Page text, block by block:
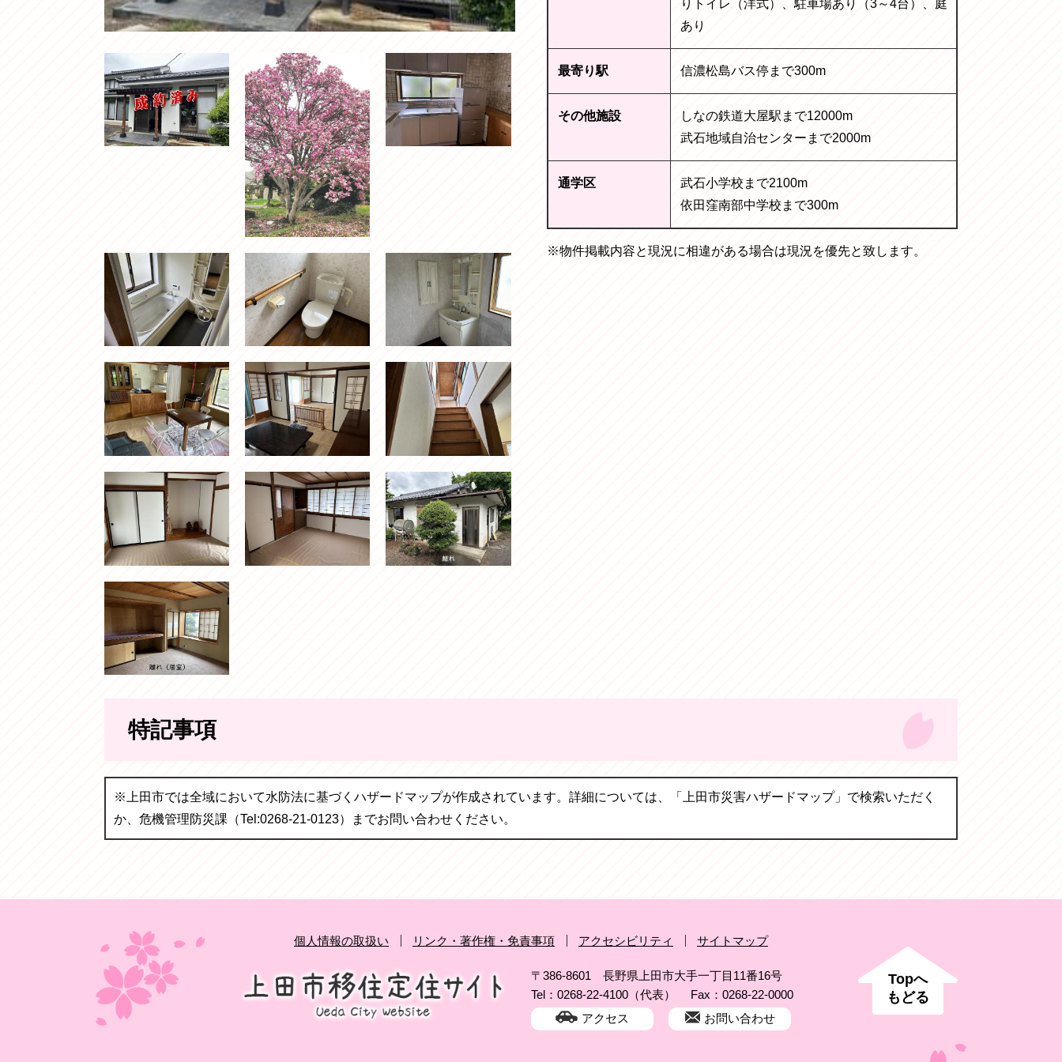
りトイレ（洋式）、駐車場あり（3～4台）、庭
あり
最寄り駅 信濃松島バス停まで300m
その他施設
しなの鉄道大屋駅まで12000m
武石地域自治センターまで2000m
通学区
武石小学校まで2100m
依田窪南部中学校まで300m
※物件掲載内容と現況に相違がある場合は現況を優先と致します。
特記事項
※上田市では全域において水防法に基づくハザードマップが作成されています。詳細については、「上田市災害ハザードマップ」で検索いただく
か、危機管理防災課（Tel:0268-21-0123）までお問い合わせください。
Topへ
もどる
個人情報の取扱い リンク・著作権・免責事項 アクセシビリティ サイトマップ
〒386-8601 長野県上田市大手一丁目11番16号
Tel：0268-22-4100（代表）
Fax：0268-22-0000
アクセス
お問い合わせ